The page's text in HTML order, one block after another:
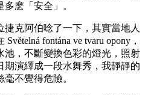
麽「安全」。
克阿伯唸了一下，其實當地人
fontána ve tvaru opony，
池，不斷變換色彩的燈光，照射
演繹成一段水舞秀，我靜靜的
不覺得危險。